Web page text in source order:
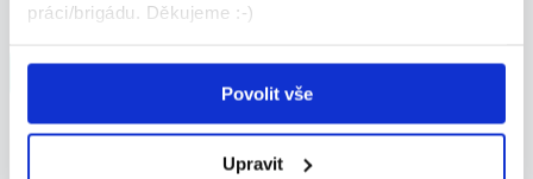
práci/brigádu. Děkujeme :-)
Povolit vše
Upravit
Odpovědět na inzerát